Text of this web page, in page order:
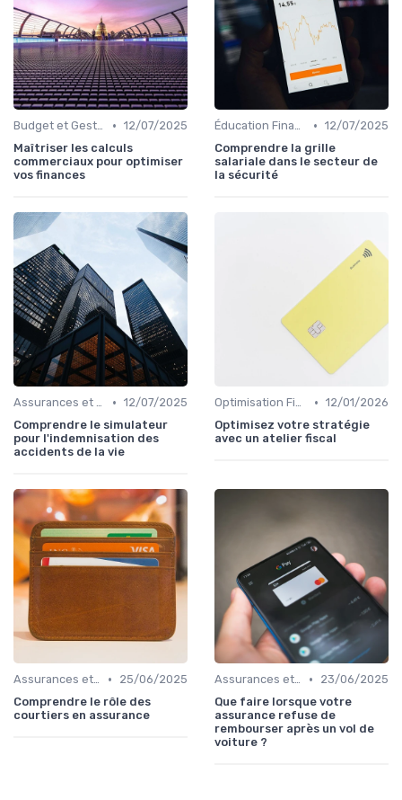
Budget et Gestion des Finances Personnelles • 12/07/2025
Maîtriser les calculs
commerciaux pour optimiser
vos finances
Éducation Financière • 12/07/2025
Comprendre la grille
salariale dans le secteur de
la sécurité
Assurances et Protections Financières • 12/07/2025
Comprendre le simulateur
pour l'indemnisation des
accidents de la vie
Optimisation Fiscale • 12/01/2026
Optimisez votre stratégie
avec un atelier fiscal
Assurances et Protections Financières •
25/06/2025
Comprendre le rôle des
courtiers en assurance
Assurances et Protections Financières •
23/06/2025
Que faire lorsque votre
assurance refuse de
rembourser après un vol de
voiture ?